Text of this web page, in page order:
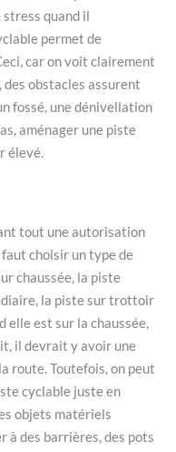
quand il
permet de
car on voit clairement
obstacles assurent
fossé, une dénivellation
aménager une piste
élevé.
tout une autorisation
choisir un type de
chaussée, la piste
la piste sur trottoir
elle est sur la chaussée,
il devrait y avoir une
route. Toutefois, on peut
cyclable juste en
objets matériels
à des barrières, des pots